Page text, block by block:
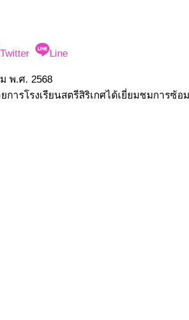
Twitter Line
พ.ศ. 2568
ารโรงเรียนสตรีสิริเกศได้เยี่ยมชมการซ้